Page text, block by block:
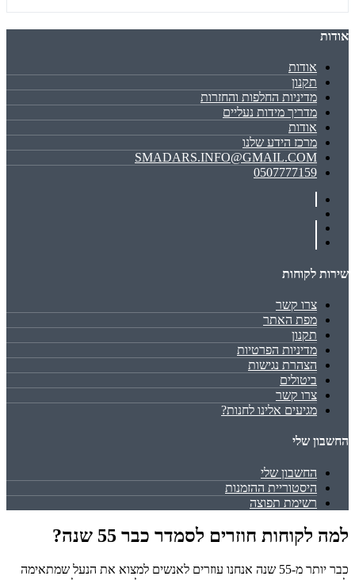
אודות
אודות
תקנון
מדיניות החלפות והחזרות
מדריך מידות נעליים
אודות
מרכז הידע שלנו
SMADARS.INFO@GMAIL.COM
0507777159
שירות לקוחות
צרו קשר
מפת האתר
תקנון
מדיניות הפרטיות
הצהרת נגישות
ביטולים
צרו קשר
מגיעים אלינו לחנות?
החשבון שלי
החשבון שלי
היסטוריית ההזמנות
רשימת תפוצה
למה לקוחות חוזרים לסמדר כבר 55 שנה?
כבר יותר מ-55 שנה אנחנו עוזרים לאנשים למצוא את הנעל שמתאימה